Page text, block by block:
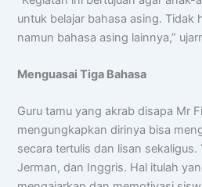
untuk belajar bahasa asing. Tidak
namun bahasa asing lainnya,”
Menguasai Tiga Bahasa
Guru tamu yang akrab disapa Mr
mengungkapkan dirinya bisa
secara tertulis dan lisan sekaligus.
Jerman, dan Inggris. Hal itulah